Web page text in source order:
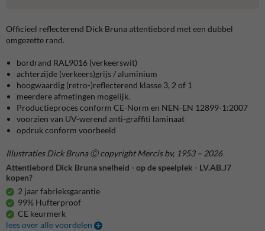
Officieel reflecterend Dick Bruna attentiebord met een dubbel
omgezette rand.
bordrand RAL9016 (verkeerswit)
achterzijde (verkeers)grijs / aluminium
hoogwaardig (retro-)reflecterend klasse 3, 2 of 1
meerdere afmetingen mogelijk.
Productieproces conform CE-Norm en NEN-EN 12899-1:2007
voorzien van UV-werend anti-graffiti laminaat
opdruk conform voorbeeld
Illustraties Dick Bruna Ⓒ copyright Mercis bv, 1953 – 2026
Attentiebord Dick Bruna snelheid - op de speelplek - LV.AB.J7
kopen?
2 jaar fabrieksgarantie
99% Hufterproof
CE keurmerk
lees over alle voordelen